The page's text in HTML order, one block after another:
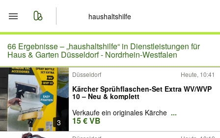
Start
Merkliste
Nachrichten
Anzeige aufgeben
66 Ergebnisse –„haushaltshilfe“ in Dienstleistungen für
Haus & Garten Düsseldorf - Nordrhein-Westfalen
3
Düsseldorf Heute, 10:41
Kärcher Sprühflaschen-Set Extra WV/WVP
10 – Neu & komplett
Verkaufe ein originales Kärche ...
15 € VB